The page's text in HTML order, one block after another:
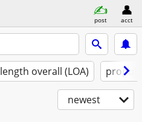
post acct
length overall (LOA)
newest